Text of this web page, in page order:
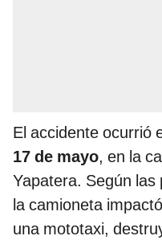
El accidente ocurrió
17 de mayo, en la
Yapatera. Según
la camioneta
una mototaxi,